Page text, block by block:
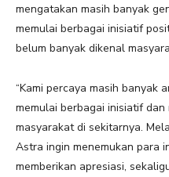
mengatakan masih banyak
memulai berbagai inisiatif
belum banyak dikenal
“Kami percaya masih banyak
memulai berbagai inisiatif
masyarakat di sekitarnya.
Astra ingin menemukan para
memberikan apresiasi,